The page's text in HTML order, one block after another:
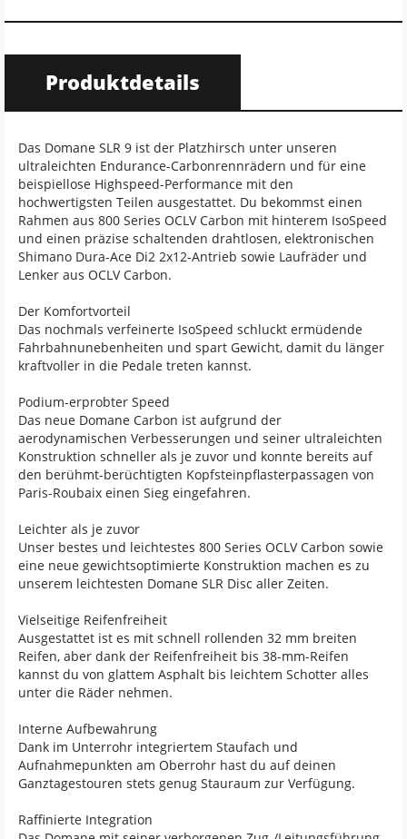
Produktdetails
Das Domane SLR 9 ist der Platzhirsch unter unseren
ultraleichten Endurance-Carbonrennrädern und für eine
beispiellose Highspeed-Performance mit den
hochwertigsten Teilen ausgestattet. Du bekommst einen
Rahmen aus 800 Series OCLV Carbon mit hinterem IsoSpeed
und einen präzise schaltenden drahtlosen, elektronischen
Shimano Dura-Ace Di2 2x12-Antrieb sowie Laufräder und
Lenker aus OCLV Carbon.
Der Komfortvorteil
Das nochmals verfeinerte IsoSpeed schluckt ermüdende
Fahrbahnunebenheiten und spart Gewicht, damit du länger
kraftvoller in die Pedale treten kannst.
Podium-erprobter Speed
Das neue Domane Carbon ist aufgrund der
aerodynamischen Verbesserungen und seiner ultraleichten
Konstruktion schneller als je zuvor und konnte bereits auf
den berühmt-berüchtigten Kopfsteinpflasterpassagen von
Paris-Roubaix einen Sieg eingefahren.
Leichter als je zuvor
Unser bestes und leichtestes 800 Series OCLV Carbon sowie
eine neue gewichtsoptimierte Konstruktion machen es zu
unserem leichtesten Domane SLR Disc aller Zeiten.
Vielseitige Reifenfreiheit
Ausgestattet ist es mit schnell rollenden 32 mm breiten
Reifen, aber dank der Reifenfreiheit bis 38-mm-Reifen
kannst du von glattem Asphalt bis leichtem Schotter alles
unter die Räder nehmen.
Interne Aufbewahrung
Dank im Unterrohr integriertem Staufach und
Aufnahmepunkten am Oberrohr hast du auf deinen
Ganztagestouren stets genug Stauraum zur Verfügung.
Raffinierte Integration